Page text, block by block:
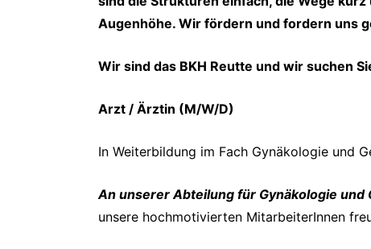
Augenhöhe. Wir fördern und fordern uns
Wir sind das BKH Reutte und wir suchen
Arzt / Ärztin (M/W/D)
In Weiterbildung im Fach Gynäkologie und
An unserer Abteilung für Gynäkologie und
unsere hochmotivierten MitarbeiterInnen